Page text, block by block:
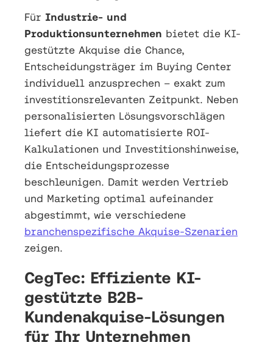
Für Industrie- und
Produktionsunternehmen bietet die KI-
gestützte Akquise die Chance,
Entscheidungsträger im Buying Center
individuell anzusprechen – exakt zum
investitionsrelevanten Zeitpunkt. Neben
personalisierten Lösungsvorschlägen
liefert die KI automatisierte ROI-
Kalkulationen und Investitionshinweise,
die Entscheidungsprozesse
beschleunigen. Damit werden Vertrieb
und Marketing optimal aufeinander
abgestimmt, wie verschiedene
branchenspezifische Akquise-Szenarien
zeigen.
CegTec: Effiziente KI-
gestützte B2B-
Kundenakquise-Lösungen
für Ihr Unternehmen